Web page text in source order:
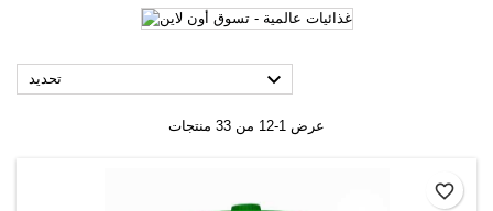
تحديد 
عرض 1-12 من 33 منتجات
favorite_border